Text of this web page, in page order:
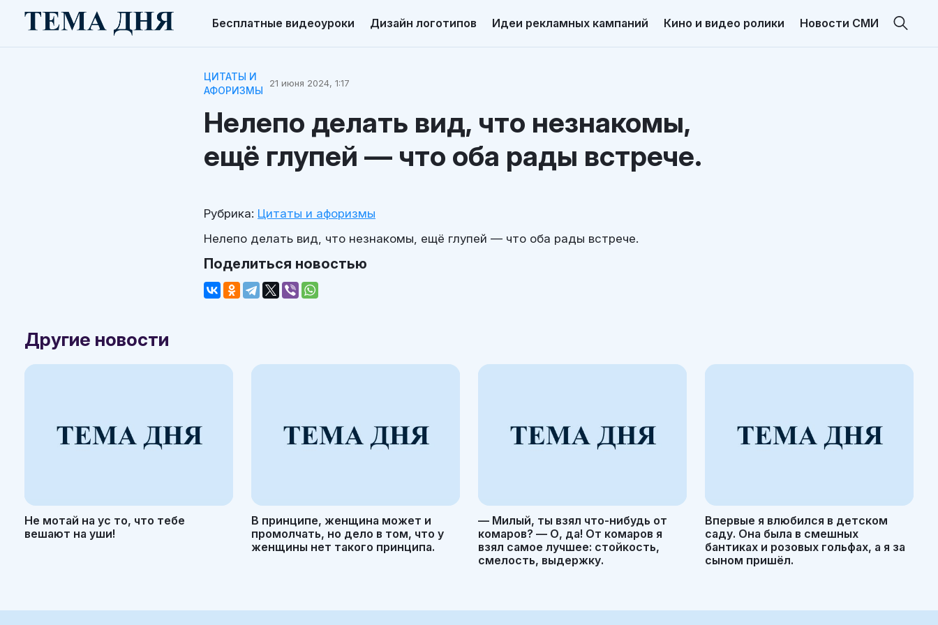
Бесплатные видеоуроки Дизайн логотипов Идеи рекламных кампаний Кино и видео ролики Новости СМИ
ЦИТАТЫ И
АФОРИЗМЫ
21 июня 2024, 1:17
Нелепо делать вид, что незнакомы,
ещё глупей — что оба рады встрече.
Рубрика: Цитаты и афоризмы
Нелепо делать вид, что незнакомы, ещё глупей — что оба рады встрече.
Поделиться новостью
Другие новости
Не мотай на ус то, что тебе
вешают на уши!
В принципе, женщина может и
промолчать, но дело в том, что у
женщины нет такого принципа.
— Милый, ты взял что-нибудь от
комаров? — О, да! От комаров я
взял самое лучшее: стойкость,
смелость, выдержку.
Впервые я влюбился в детском
саду. Она была в смешных
бантиках и розовых гольфах, а я за
сыном пришёл.